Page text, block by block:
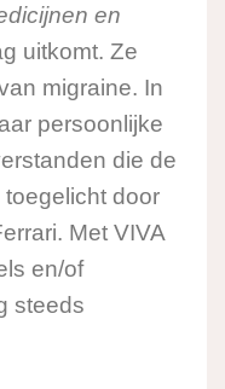
en
uitkomt. Ze
migraine. In
persoonlijke
die de
door
Met VIVA
en/of
steeds